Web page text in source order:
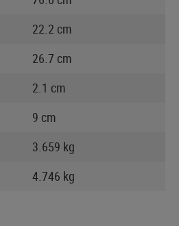
22.2 cm
26.7 cm
2.1 cm
9 cm
3.659 kg
4.746 kg